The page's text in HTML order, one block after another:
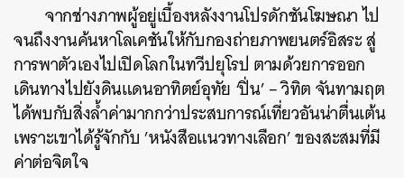
จากช่างภาพผู้อยู่เบื้องหลังงานโปรดักชันโฆษณา ไป
จนถึงงานค้นหาโลเคชันให้กับกองถ่ายภาพยนตร์อิสระ สู่
การพาตัวเองไปเปิดโลกในทวีปยุโรป ตามด้วยการออก
เดินทางไปยังดินแดนอาทิตย์อุทัย ‘ปิ่น’ – วิทิต จันทามฤต
ได้พบกับสิ่งล้ำค่ามากกว่าประสบการณ์เที่ยวอันน่าตื่นเต้น
เพราะเขาได้รู้จักกับ ’หนังสือแนวทางเลือก’ ของสะสมที่มี
ค่าต่อจิตใจ